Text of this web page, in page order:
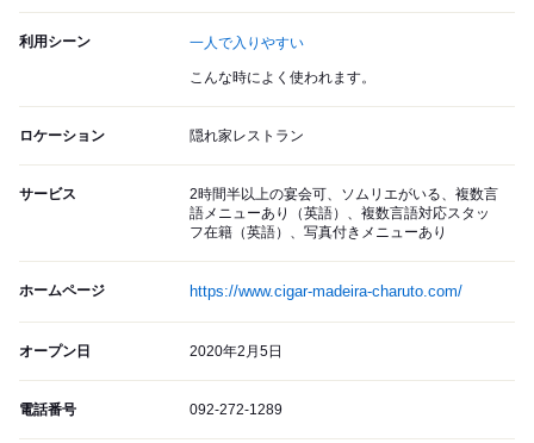
利用シーン 一人で入りやすい
こんな時によく使われます。
ロケーション 隠れ家レストラン
サービス
2時間半以上の宴会可、ソムリエがいる、複数言
語メニューあり（英語）、複数言語対応スタッ
フ在籍（英語）、写真付きメニューあり
ホームページ https://www.cigar-madeira-charuto.com/
オープン日 2020年2月5日
電話番号 092-272-1289